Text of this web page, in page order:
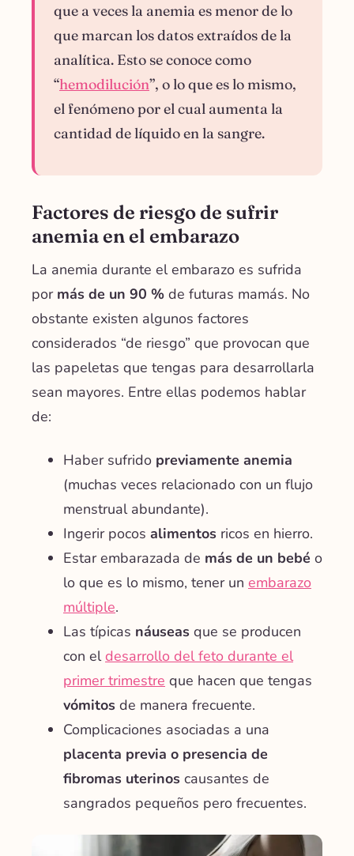
que a veces la anemia es menor de lo
que marcan los datos extraídos de la
analítica. Esto se conoce como
“hemodilución”, o lo que es lo mismo,
el fenómeno por el cual aumenta la
cantidad de líquido en la sangre.
Factores de riesgo de sufrir
anemia en el embarazo
La anemia durante el embarazo es sufrida
por más de un 90 % de futuras mamás. No
obstante existen algunos factores
considerados “de riesgo” que provocan que
las papeletas que tengas para desarrollarla
sean mayores. Entre ellas podemos hablar
de:
Haber sufrido previamente anemia
(muchas veces relacionado con un flujo
menstrual abundante).
Ingerir pocos alimentos ricos en hierro.
Estar embarazada de más de un bebé o
lo que es lo mismo, tener un embarazo
múltiple.
Las típicas náuseas que se producen
con eldesarrollo del feto durante el
primer trimestre que hacen que tengas
vómitos de manera frecuente.
Complicaciones asociadas a una
placenta previa o presencia de
fibromas uterinos causantes de
sangrados pequeños pero frecuentes.